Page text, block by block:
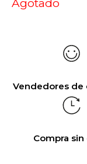
Agotado
Vendedores de
Compra sin